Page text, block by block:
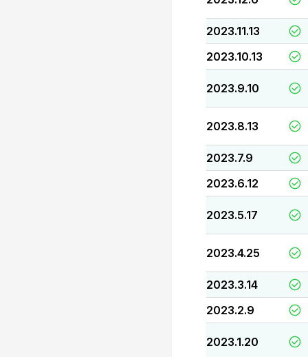
2023.11.13
2023.10.13
2023.9.10
2023.8.13
2023.7.9
2023.6.12
2023.5.17
2023.4.25
2023.3.14
2023.2.9
2023.1.20